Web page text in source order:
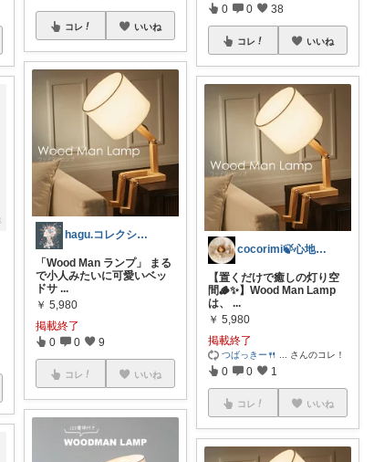
コレ いいね
hagu.コレクション毎日更新中
「Wood Man ランプ」 まる
で小人みたいに可愛いベッ
ドサ ...
￥ 5,980
掲載終了
0 0 9
コレ いいね
0 0 38
コレ いいね
cocorimi🍃心地よい暮らし
【置くだけで癒しの灯り空
間🪵✨】Wood Man Lamp
は、
...
￥ 5,980
掲載終了
つばっきー🍴 さんのコレ！
0 0 1
コレ いいね